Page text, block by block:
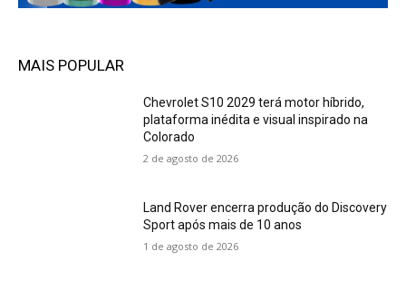
MAIS POPULAR
Chevrolet S10 2029 terá motor híbrido,
plataforma inédita e visual inspirado na
Colorado
2 de agosto de 2026
Land Rover encerra produção do Discovery
Sport após mais de 10 anos
1 de agosto de 2026